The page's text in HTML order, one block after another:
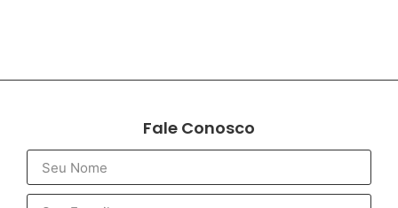
Fale Conosco